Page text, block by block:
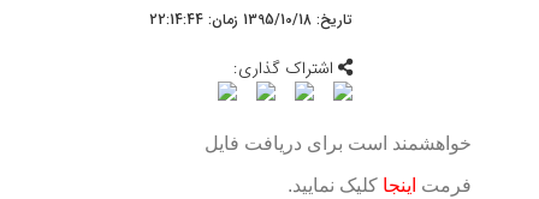
تاریخ: 1395/10/18 زمان: 22:14:44
اشتراک گذاری:
خواهشمند است برای دریافت فایل
فرمت اینجا کلیک نمایید.